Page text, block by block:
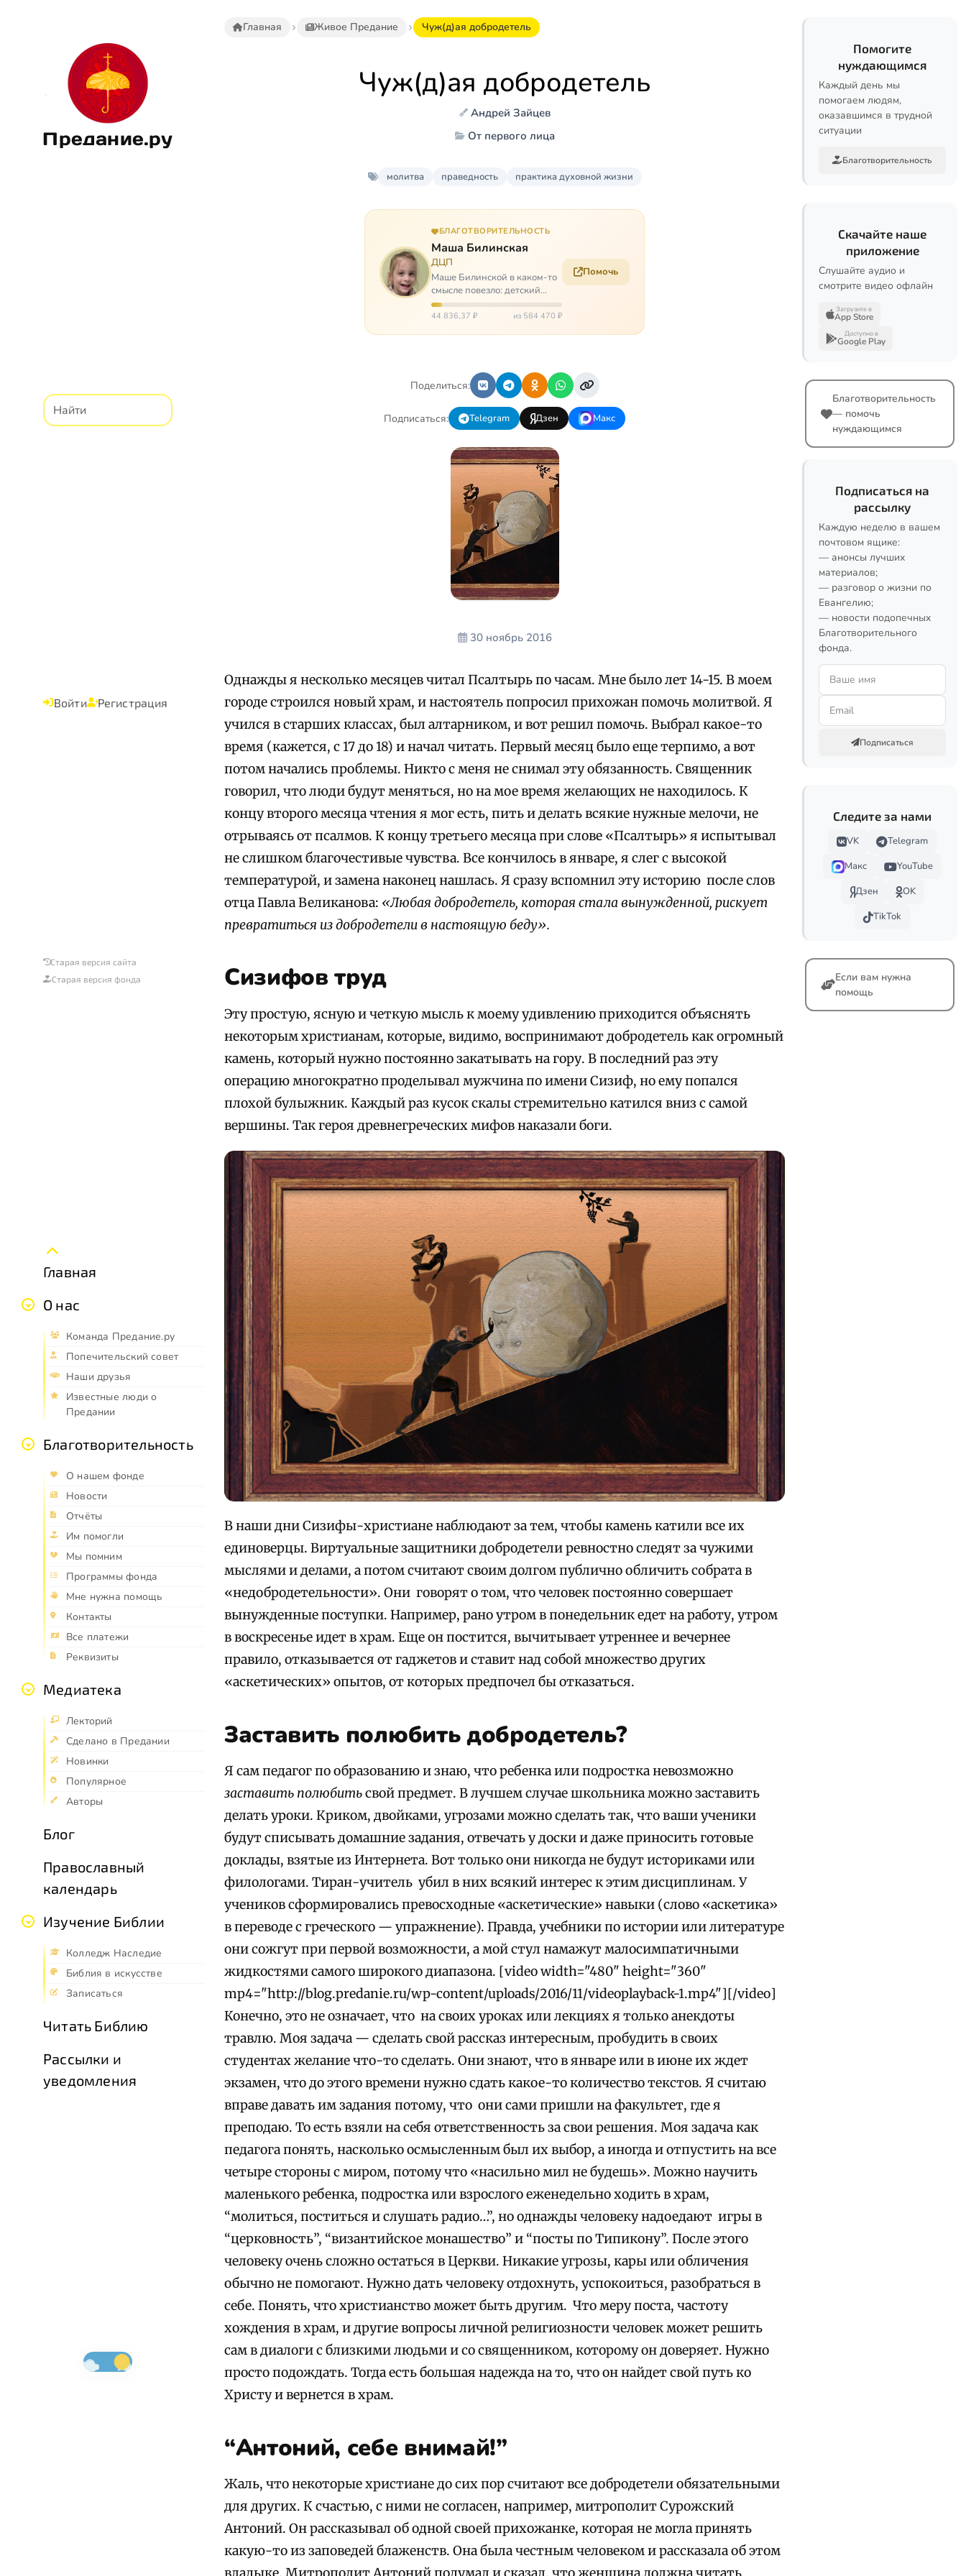
Предание.ру
Войти Регистрация
Старая версия сайта
Старая версия фонда
Главная
О нас
Команда Предание.ру
Попечительский совет
Наши друзья
Известные люди о
Предании
Благотворительность
О нашем фонде
Новости
Отчёты
Им помогли
Мы помним
Программы фонда
Мне нужна помощь
Контакты
Все платежи
Реквизиты
Медиатека
Лекторий
Сделано в Предании
Новинки
Популярное
Авторы
Блог
Православный
календарь
Изучение Библии
Колледж Наследие
Библия в искусстве
Записаться
Читать Библию
Рассылки и
уведомления
Главная Живое Предание Чуж(д)ая добродетель
Чуж(д)ая добродетель
Андрей Зайцев
От первого лица
молитва праведность практика духовной жизни
БЛАГОТВОРИТЕЛЬНОСТЬ
Маша Билинская
ДЦП
Маше Билинской в каком-то
смысле повезло: детский
церебральный паралич
зацепил её не очень сильно.
44 836,37 ₽ из 584 470 ₽
Помочь
Поделиться:
Подписаться: Telegram Дзен Макс
30 ноябрь 2016
Однажды я несколько месяцев читал Псалтырь по часам. Мне было лет 14-15. В моем
городе строился новый храм, и настоятель попросил прихожан помочь молитвой. Я
учился в старших классах, был алтарником, и вот решил помочь. Выбрал какое-то
время (кажется, с 17 до 18) и начал читать. Первый месяц было еще терпимо, а вот
потом начались проблемы. Никто с меня не снимал эту обязанность. Священник
говорил, что люди будут меняться, но на мое время желающих не находилось. К
концу второго месяца чтения я мог есть, пить и делать всякие нужные мелочи, не
отрываясь от псалмов. К концу третьего месяца при слове «Псалтырь» я испытывал
не слишком благочестивые чувства. Все кончилось в январе, я слег с высокой
температурой, и замена наконец нашлась. Я сразу вспомнил эту историю после слов
отца Павла Великанова: «Любая добродетель, которая стала вынужденной, рискует
превратиться из добродетели в настоящую беду».
Сизифов труд
Эту простую, ясную и четкую мысль к моему удивлению приходится объяснять
некоторым христианам, которые, видимо, воспринимают добродетель как огромный
камень, который нужно постоянно закатывать на гору. В последний раз эту
операцию многократно проделывал мужчина по имени Сизиф, но ему попался
плохой булыжник. Каждый раз кусок скалы стремительно катился вниз с самой
вершины. Так героя древнегреческих мифов наказали боги.
В наши дни Сизифы-христиане наблюдают за тем, чтобы камень катили все их
единоверцы. Виртуальные защитники добродетели ревностно следят за чужими
мыслями и делами, а потом считают своим долгом публично обличить собрата в
«недобродетельности». Они говорят о том, что человек постоянно совершает
вынужденные поступки. Например, рано утром в понедельник едет на работу, утром
в воскресенье идет в храм. Еще он постится, вычитывает утреннее и вечернее
правило, отказывается от гаджетов и ставит над собой множество других
«аскетических» опытов, от которых предпочел бы отказаться.
Заставить полюбить добродетель?
Я сам педагог по образованию и знаю, что ребенка или подростка невозможно
заставить полюбитьсвой предмет. В лучшем случае школьника можно заставить
делать уроки. Криком, двойками, угрозами можно сделать так, что ваши ученики
будут списывать домашние задания, отвечать у доски и даже приносить готовые
доклады, взятые из Интернета. Вот только они никогда не будут историками или
филологами. Тиран-учитель убил в них всякий интерес к этим дисциплинам. У
учеников сформировались превосходные «аскетические» навыки (слово «аскетика»
в переводе с греческого — упражнение). Правда, учебники по истории или литературе
они сожгут при первой возможности, а мой стул намажут малосимпатичными
жидкостями самого широкого диапазона. [video width="480" height="360"
mp4="http://blog.predanie.ru/wp-content/uploads/2016/11/videoplayback-1.mp4"][/video]
Конечно, это не означает, что на своих уроках или лекциях я только анекдоты
травлю. Моя задача — сделать свой рассказ интересным, пробудить в своих
студентах желание что-то сделать. Они знают, что в январе или в июне их ждет
экзамен, что до этого времени нужно сдать какое-то количество текстов. Я считаю
вправе давать им задания потому, что они сами пришли на факультет, где я
преподаю. То есть взяли на себя ответственность за свои решения. Моя задача как
педагога понять, насколько осмысленным был их выбор, а иногда и отпустить на все
четыре стороны с миром, потому что «насильно мил не будешь». Можно научить
маленького ребенка, подростка или взрослого еженедельно ходить в храм,
“молиться, поститься и слушать радио…”, но однажды человеку надоедают игры в
“церковность”, “византийское монашество” и “посты по Типикону”. После этого
человеку очень сложно остаться в Церкви. Никакие угрозы, кары или обличения
обычно не помогают. Нужно дать человеку отдохнуть, успокоиться, разобраться в
себе. Понять, что христианство может быть другим. Что меру поста, частоту
хождения в храм, и другие вопросы личной религиозности человек может решить
сам в диалоги с близкими людьми и со священником, которому он доверяет. Нужно
просто подождать. Тогда есть большая надежда на то, что он найдет свой путь ко
Христу и вернется в храм.
“Антоний, себе внимай!”
Жаль, что некоторые христиане до сих пор считают все добродетели обязательными
для других. К счастью, с ними не согласен, например, митрополит Сурожский
Антоний. Он рассказывал об одной своей прихожанке, которая не могла принять
какую-то из заповедей блаженств. Она была честным человеком и рассказала об этом
Помогите
нуждающимся
Каждый день мы
помогаем людям,
оказавшимся в трудной
ситуации
Благотворительность
Скачайте наше
приложение
Слушайте аудио и
смотрите видео офлайн
Загрузите в
App Store
Доступно в
Google Play
Благотворительность
— помочь
нуждающимся
Подписаться на
рассылку
Каждую неделю в вашем
почтовом ящике:
— анонсы лучших
материалов;
— разговор о жизни по
Евангелию;
— новости подопечных
Благотворительного
фонда.
Подписаться
Следите за нами
VK
Telegram
Макс
YouTube
Дзен
OK
TikTok
Если вам нужна
помощь